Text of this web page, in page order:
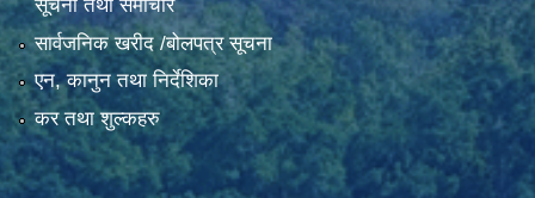
सूचना तथा समाचार
सार्वजनिक खरीद /बोलपत्र सूचना
एन, कानुन तथा निर्देशिका
कर तथा शुल्कहरु